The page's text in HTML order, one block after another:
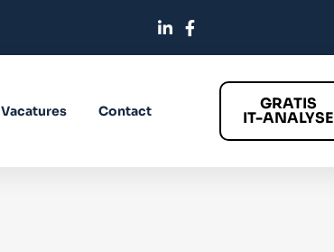
Vacatures Contact GRATIS
IT-ANALYSE